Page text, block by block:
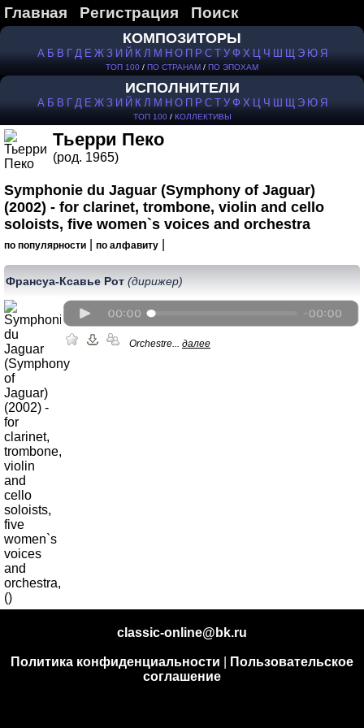
Главная Регистрация Поиск
КОМПОЗИТОРЫ
А Б В Г Д Е Ж З И Й К Л М Н О П Р С Т У Ф Х Ц Ч Ш Щ Э Ю Я
ТОП 100 / ПО СТРАНАМ / ПО ЭПОХАМ
ИСПОЛНИТЕЛИ
А Б В Г Д Е Ж З И Й К Л М Н О П Р С Т У Ф Х Ц Ч Ш Щ Э Ю Я
ТОП 100/ КОЛЛЕКТИВЫ
Тьерри Пеко
(род. 1965)
Symphonie du Jaguar (Symphony of Jaguar)
(2002) - for clarinet, trombone, violin and cello
soloists, five women`s voices and orchestra
по популярности по алфавиту
Франсуа-Ксавье Рот (дирижер)
Orchestre... далее
classic-online@bk.ru
Политика конфиденциальности
Пользовательское
соглашение